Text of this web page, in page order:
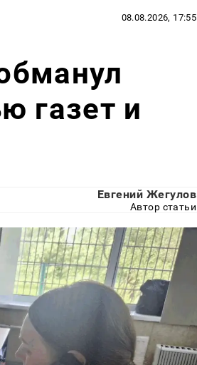
08.08.2026, 17:55
газет и
Евгений Жегулов
Автор статьи